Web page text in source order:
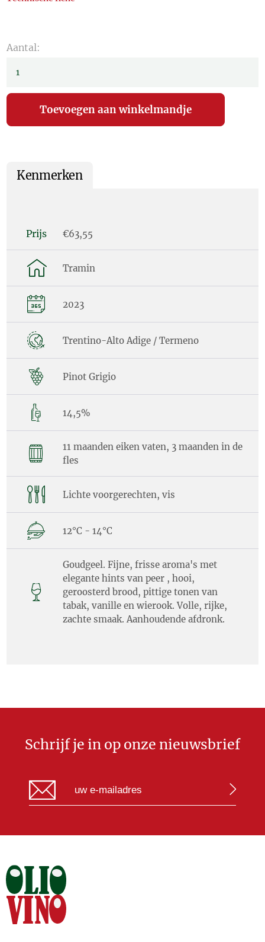
Aantal:
Kenmerken
Prijs €63,55
Tramin
2023
Trentino-Alto Adige / Termeno
Pinot Grigio
14,5%
11 maanden eiken vaten, 3 maanden in de
fles
Lichte voorgerechten, vis
12°C - 14°C
Goudgeel. Fijne, frisse aroma's met
elegante hints van peer , hooi,
geroosterd brood, pittige tonen van
tabak, vanille en wierook. Volle, rijke,
zachte smaak. Aanhoudende afdronk.
Schrijf je in op onze nieuwsbrief